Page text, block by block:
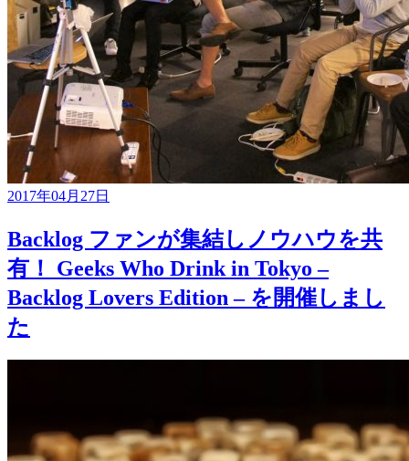
2017年04月27日
Backlog ファンが集結しノウハウを共
有！ Geeks Who Drink in Tokyo –
Backlog Lovers Edition – を開催しまし
た